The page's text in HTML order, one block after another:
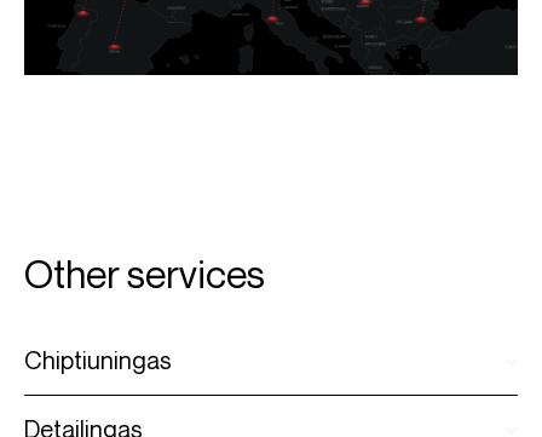
Other services
Chiptiuningas
Detailingas